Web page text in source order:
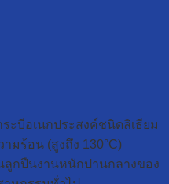
ระบีอเนกประสงค์ชนิดลิเธียม
มร้อน (สูงถึง 130°C)
กปืนงานหนักปานกลางของ